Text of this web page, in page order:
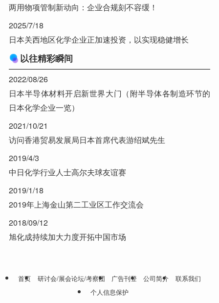
两用物项管制新动向：企业合规刻不容缓！
2025/7/18
日本关西地区化学企业正加速投资，以实现稳健增长
以往精彩瞬间
2022/08/26
日本半导体材料开启新世界大门（附半导体各制造环节的
日本化学企业一览）
2021/10/21
访问香港贸易发展局日本首席代表游绍斌先生
2019/4/3
中日化学行业人士高尔夫球友谊赛
2019/1/18
2019年上海金山第二工业区工作交流会
2018/09/12
旭化成持续加大力度开拓中国市场
首页 研讨会/展会论坛/考察团 广告刊登 公司简介
联系我们
个人信息保护